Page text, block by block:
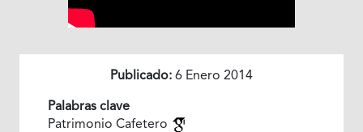
Publicado: 6 Enero 2014
Palabras clave
Patrimonio Cafetero